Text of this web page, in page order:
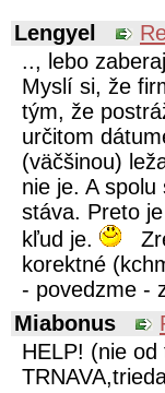
Lengyel
.., lebo
Myslí si, že
tým, že
určitom
(väčšinou)
nie je. A
stáva. Preto
kľud je.
korektné
- povedzme -
Miabonus
HELP! (nie